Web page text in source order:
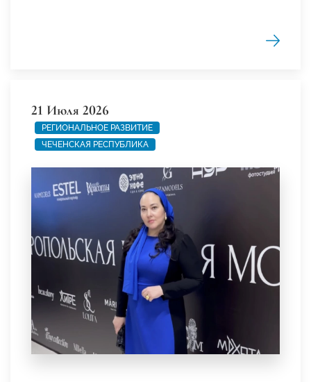
21 Июля 2026
РЕГИОНАЛЬНОЕ РАЗВИТИЕ
ЧЕЧЕНСКАЯ РЕСПУБЛИКА